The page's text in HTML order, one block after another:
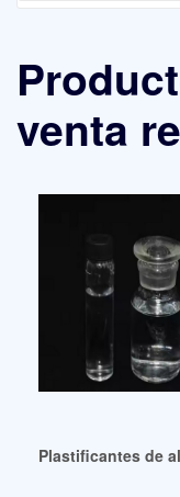
venta
Plastificantes de